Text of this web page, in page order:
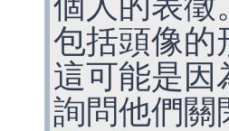
包括頭像的
這可能是因
詢問他們關